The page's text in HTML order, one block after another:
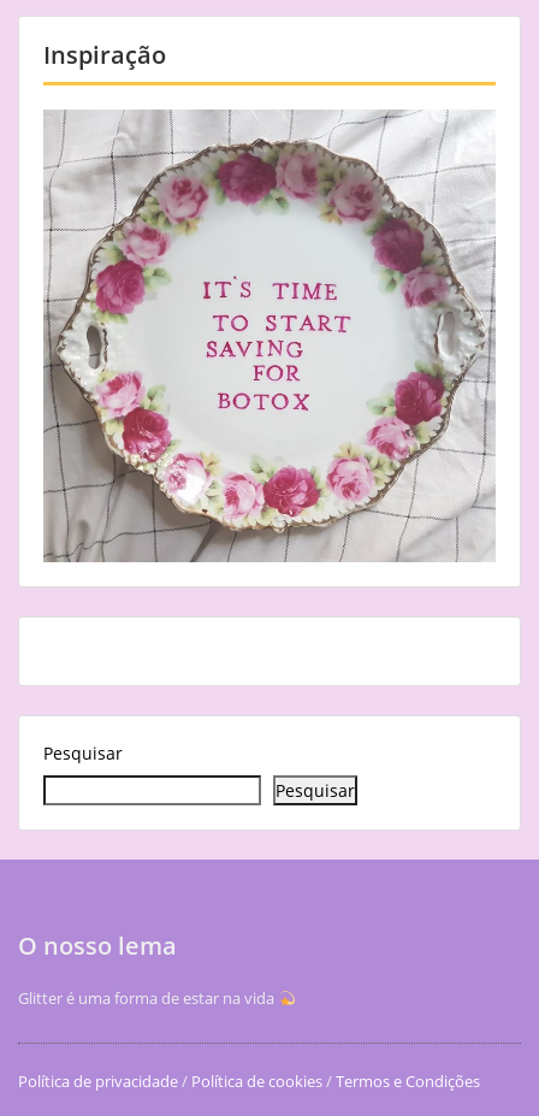
Inspiração
Pesquisar
Pesquisar
O nosso lema
Glitter é uma forma de estar na vida
Política de privacidade/ Política de cookies/Termos e Condições